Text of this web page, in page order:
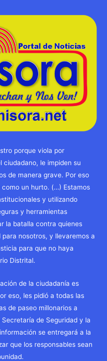
porque viola por
le impiden su
de manera grave. Por eso
un hurto. (…) Estamos
y utilizando
y herramientas
la batalla contra quienes
nosotros, y llevaremos a
para que no haya
Distrital.
de la ciudadanía es
eso, les pidió a todas las
de paseo millonarios a
de Seguridad y la
se entregará a la
que los responsables sean